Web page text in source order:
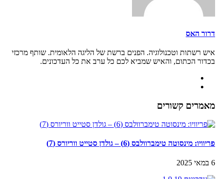
דרור האס
איש רשתות וטכנולוגיה. הפנים ברשת של הליגה הלאומית. שותף מרכזי
בכדור הכתום, והאיש שמביא לכם כל ערב את כל העדכונים.
מאמרים קשורים
פריוויו: מינסוטה טימברוולבס (6) – גולדן סטייט ווריורס (7)
6 במאי 2025